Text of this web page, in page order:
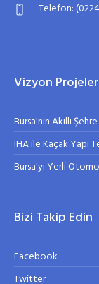
Telefon:
Vizyon Projeler
Bursa'nın Akıllı
IHA ile Kaçak Yapı
Bursa'yı Yerli
Bizi Takip Edin
Facebook
Twitter